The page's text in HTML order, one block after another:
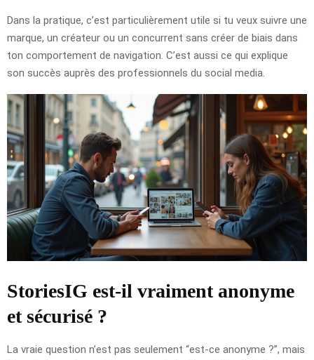
Dans la pratique, c’est particulièrement utile si tu veux suivre une
marque, un créateur ou un concurrent sans créer de biais dans
ton comportement de navigation. C’est aussi ce qui explique
son succès auprès des professionnels du social media.
StoriesIG est-il vraiment anonyme
et sécurisé ?
La vraie question n’est pas seulement “est-ce anonyme ?”, mais